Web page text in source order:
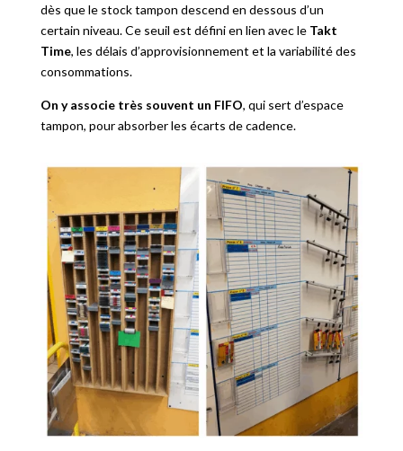
dès que le stock tampon descend en dessous d’un
certain niveau. Ce seuil est défini en lien avec le Takt
Time, les délais d’approvisionnement et la variabilité des
consommations.
On y associe très souvent un FIFO, qui sert d’espace
tampon, pour absorber les écarts de cadence.